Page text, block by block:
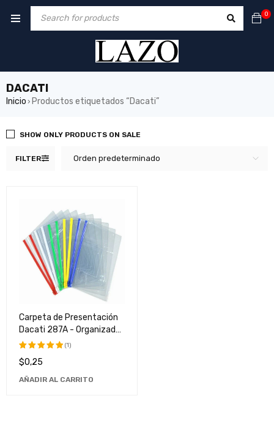
0
DACATI
Inicio › Productos etiquetados “Dacati”
FILTER Orden predeterminado
SHOW ONLY PRODUCTS ON SALE
Carpeta de Presentación
Dacati 287A - Organizador
de Documentos de Alta
Valorado
de 5
(1)
$0,25
AÑADIR AL CARRITO